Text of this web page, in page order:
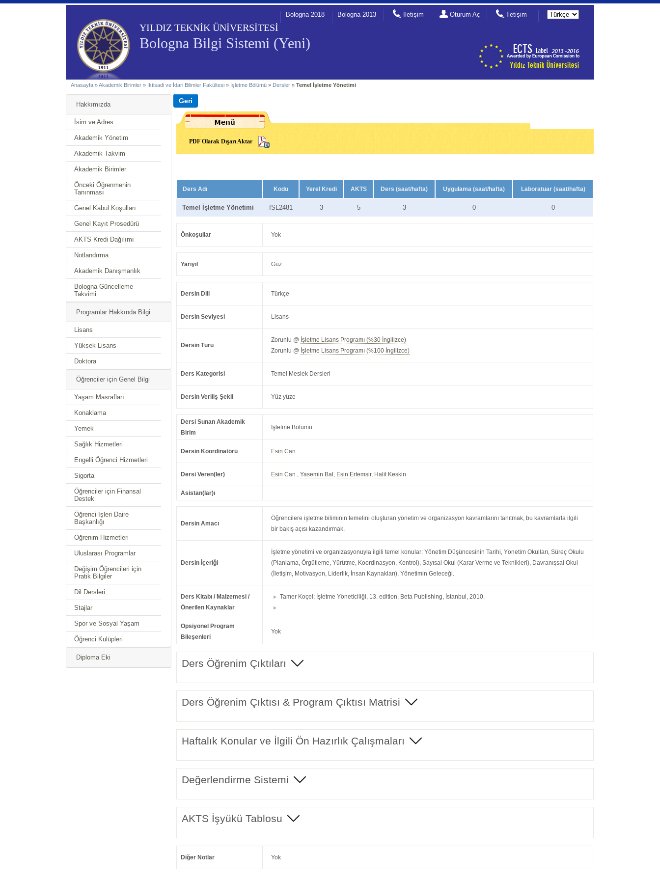
YILDIZ TEKNİK ÜNİVERSİTESİ
Bologna Bilgi Sistemi (Yeni)
Bologna 2018 Bologna 2013 İletişim Oturum Aç İletişim
Anasayfa »Akademik Birimler » İktisadi ve İdari Bilimler Fakültesi » İşletme Bölümü » Dersler »Temel İşletme Yönetimi
Hakkımızda
İsim ve Adres
Akademik Yönetim
Akademik Takvim
Akademik Birimler
Önceki Öğrenmenin
Tanınması
Genel Kabul Koşulları
Genel Kayıt Prosedürü
AKTS Kredi Dağılımı
Notlandırma
Akademik Danışmanlık
Bologna Güncelleme
Takvimi
Programlar Hakkında Bilgi
Lisans
Yüksek Lisans
Doktora
Öğrenciler için Genel Bilgi
Yaşam Masrafları
Konaklama
Yemek
Sağlık Hizmetleri
Engelli Öğrenci Hizmetleri
Sigorta
Öğrenciler için Finansal
Destek
Öğrenci İşleri Daire
Başkanlığı
Öğrenim Hizmetleri
Uluslarası Programlar
Değişim Öğrencileri için
Pratik Bilgiler
Dil Dersleri
Stajlar
Spor ve Sosyal Yaşam
Öğrenci Kulüpleri
Diploma Eki
PDF Olarak Dışarı Aktar
Ders Adı Kodu Yerel Kredi AKTS Ders (saat/hafta) Uygulama (saat/hafta) Laboratuar (saat/hafta)
Temel İşletme Yönetimi ISL2481 3 5 3 0 0
Önkoşullar Yok
Yarıyıl Güz
Dersin Dili Türkçe
Dersin Seviyesi Lisans
Dersin Türü
Zorunlu @ İşletme Lisans Programı (%30 İngilizce)
Zorunlu @ İşletme Lisans Programı (%100 İngilizce)
Ders Kategorisi Temel Meslek Dersleri
Dersin Veriliş Şekli Yüz yüze
Dersi Sunan Akademik
Birim
İşletme Bölümü
Dersin Koordinatörü Esin Can
Dersi Veren(ler) Esin Can ,Yasemin Bal , Esin Ertemsir, Halit Keskin
Asistan(lar)ı
Dersin Amacı
Öğrencilere işletme biliminin temelini oluşturan yönetim ve organizasyon kavramlarını tanıtmak, bu kavramlarla ilgili
bir bakış açısı kazandırmak.
Dersin İçeriği
İşletme yönetimi ve organizasyonuyla ilgili temel konular: Yönetim Düşüncesinin Tarihi, Yönetim Okulları, Süreç Okulu
(Planlama, Örgütleme, Yürütme, Koordinasyon, Kontrol), Sayısal Okul (Karar Verme ve Teknikleri), Davranışsal Okul
(İletişim, Motivasyon, Liderlik, İnsan Kaynakları), Yönetimin Geleceği.
Ders Kitabı / Malzemesi /
Önerilen Kaynaklar
Tamer Koçel; İşletme Yöneticiliği, 13. edition, Beta Publishing, İstanbul, 2010.
Opsiyonel Program
Bileşenleri
Yok
Ders Öğrenim Çıktıları
Ders Öğrenim Çıktısı & Program Çıktısı Matrisi
Haftalık Konular ve İlgili Ön Hazırlık Çalışmaları
Değerlendirme Sistemi
AKTS İşyükü Tablosu
Diğer Notlar Yok